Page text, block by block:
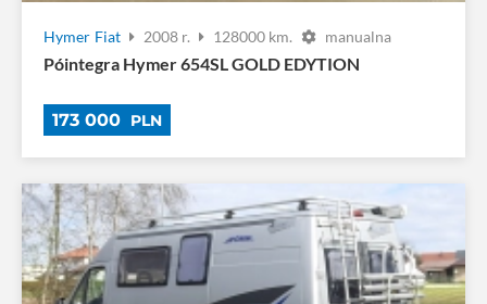
Hymer Fiat 2008 r. 128000 km. manualna
Póintegra Hymer 654SL GOLD EDYTION
173 000 PLN